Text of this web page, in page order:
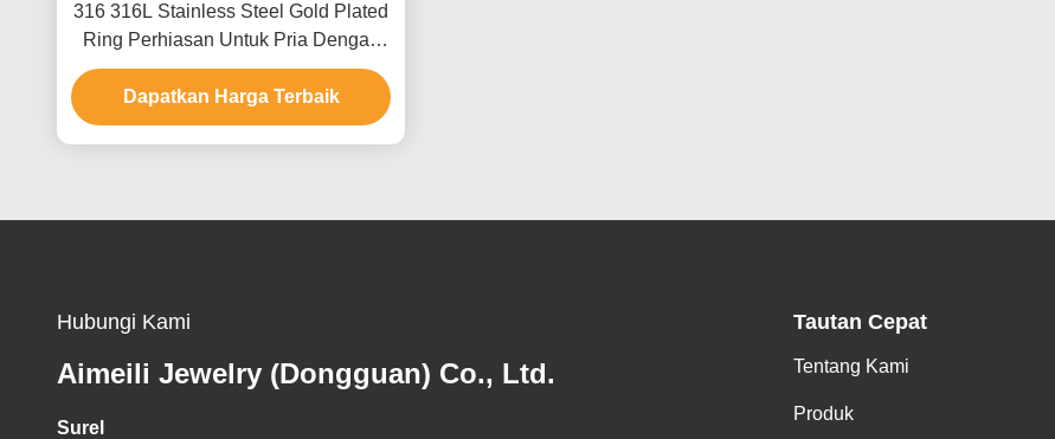
316 316L Stainless Steel Gold Plated
Ring Perhiasan Untuk Pria Dengan
Batu Kristal Ruby
Dapatkan Harga Terbaik
Hubungi Kami
Aimeili Jewelry (Dongguan) Co., Ltd.
Surel
Tautan Cepat
Tentang Kami
Produk